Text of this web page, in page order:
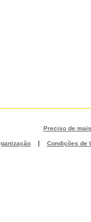
Preciso de
| Condições de